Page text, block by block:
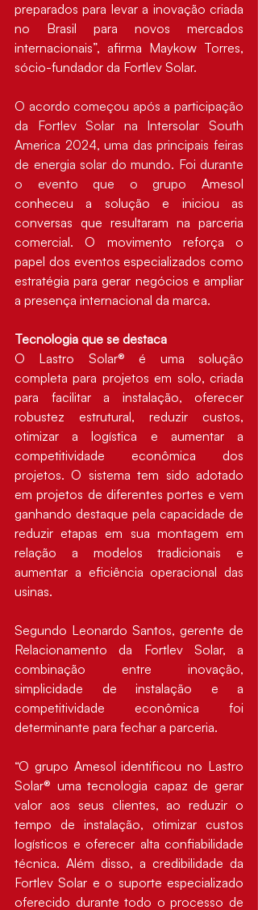
preparados para levar a inovação criada
no Brasil para novos mercados
internacionais”, afirma Maykow Torres,
sócio-fundador da Fortlev Solar.
O acordo começou após a participação
da Fortlev Solar na Intersolar South
America 2024, uma das principais feiras
de energia solar do mundo. Foi durante
o evento que o grupo Amesol
conheceu a solução e iniciou as
conversas que resultaram na parceria
comercial. O movimento reforça o
papel dos eventos especializados como
estratégia para gerar negócios e ampliar
a presença internacional da marca.
Tecnologia que se destaca
O Lastro Solar® é uma solução
completa para projetos em solo, criada
para facilitar a instalação, oferecer
robustez estrutural, reduzir custos,
otimizar a logística e aumentar a
competitividade econômica dos
projetos. O sistema tem sido adotado
em projetos de diferentes portes e vem
ganhando destaque pela capacidade de
reduzir etapas em sua montagem em
relação a modelos tradicionais e
aumentar a eficiência operacional das
usinas.
Segundo Leonardo Santos, gerente de
Relacionamento da Fortlev Solar, a
combinação entre inovação,
simplicidade de instalação e a
competitividade econômica foi
determinante para fechar a parceria.
“O grupo Amesol identificou no Lastro
Solar® uma tecnologia capaz de gerar
valor aos seus clientes, ao reduzir o
tempo de instalação, otimizar custos
logísticos e oferecer alta confiabilidade
técnica. Além disso, a credibilidade da
Fortlev Solar e o suporte especializado
oferecido durante todo o processo de